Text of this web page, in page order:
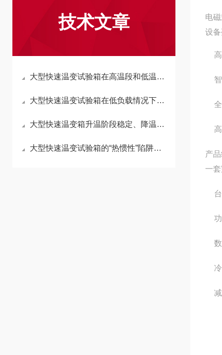
技术文章
大型快速温变试验箱在高温段和低温段的温变能力为何存在不对称性？
大型快速温变试验箱在低负载情况下，其温变速率是否会更快？
大型快速温变箱升温阶段稳定、降温速率不足，仅仅是压缩机功率不够导致？
大型快速温变试验箱的“热惯性”陷阱：为什么箱内中心点总是最后一个达标？
电
设
产
一